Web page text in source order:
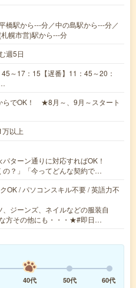
橋駅から---分／中の島駅から---分／
幌市営)駅から---分
週5日
～17：15【遅番】11：45～20：
らでOK！ ★8月～、9月～スタート
以上
ターン通りに対応すればOK！
の？」「今ってどんな契約で…
OK / パソコンスキル不要 / 英語力不
ジーンズ、ネイルなどの服装自
方その他にも・・・★#即日…
40代 50代
60代